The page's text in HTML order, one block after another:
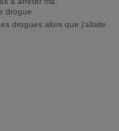
drogue
drogues alors que j'allaite